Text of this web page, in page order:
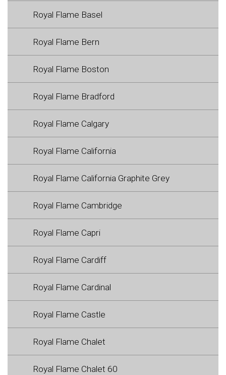
Royal Flame Basel
Royal Flame Bern
Royal Flame Boston
Royal Flame Bradford
Royal Flame Calgary
Royal Flame California
Royal Flame California Graphite Grey
Royal Flame Cambridge
Royal Flame Capri
Royal Flame Cardiff
Royal Flame Cardinal
Royal Flame Castle
Royal Flame Chalet
Royal Flame Chalet 60